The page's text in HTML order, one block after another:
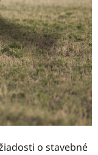
o stavebné